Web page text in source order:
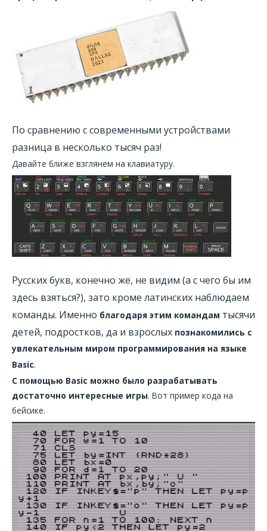
По сравнению с современными устройствами
разница в несколько тысяч раз!
Давайте ближе взглянем на клавиатуру.
Русских букв, конечно же, не видим (а с чего бы им
здесь взяться?), зато кроме латинских наблюдаем
команды. Именно благодаря этим командам тысячи
детей, подростков, да и взрослых познакомились с
увлекательным миром программирования на языке
Basic.
C помощью Basic можно было разрабатывать
достаточно интересные игры. Вот пример кода на
бейсике.